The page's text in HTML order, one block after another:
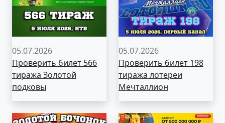
05.07.2026
Проверить билет 566
тиража Золотой
подковы
05.07.2026
Проверить билет 198
тиража лотереи
Мечталлион